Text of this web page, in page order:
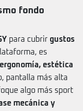
fondo
para cubrir gustos
es
estética
pantalla más alta
algo más sport
mecánica y